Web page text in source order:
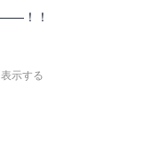
巻!!
！！
示する